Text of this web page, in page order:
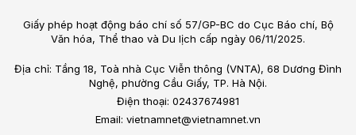
Giấy phép hoạt động báo chí số 57/GP-BC do Cục Báo chí, Bộ
Văn hóa, Thể thao và Du lịch cấp ngày 06/11/2025.
Địa chỉ: Tầng 18, Toà nhà Cục Viễn thông (VNTA), 68 Dương Đình
Nghệ, phường Cầu Giấy, TP. Hà Nội.
Điện thoại: 02437674981
Email: vietnamnet@vietnamnet.vn